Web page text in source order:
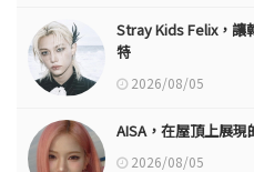
Stray Kids Felix，
特
2026/08/05
AISA，在屋頂上展
2026/08/05